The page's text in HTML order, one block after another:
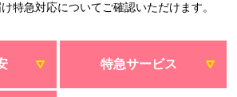
特急対応についてご確認いただけます。
特急サービス